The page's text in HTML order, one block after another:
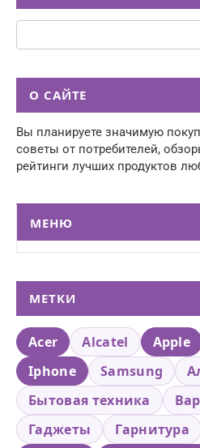
Поиск:
О САЙТЕ
Вы планируете значимую
советы от потребителей,
рейтинги лучших продуктов
МЕНЮ
МЕТКИ
Acer Alcatel Apple
Iphone
Samsung
Бытовая техника
Гаджеты
Гарнитура